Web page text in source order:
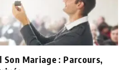
Son Mariage : Parcours,